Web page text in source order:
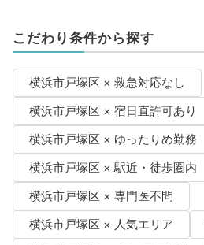
こだわり条件から探す
横浜市戸塚区 × 救急対応なし
横浜市戸塚区 × 宿日直許可あり
横浜市戸塚区 × ゆったりめ勤務
横浜市戸塚区 × 駅近・徒歩圏内
横浜市戸塚区 × 専門医不問
横浜市戸塚区 × 人気エリア